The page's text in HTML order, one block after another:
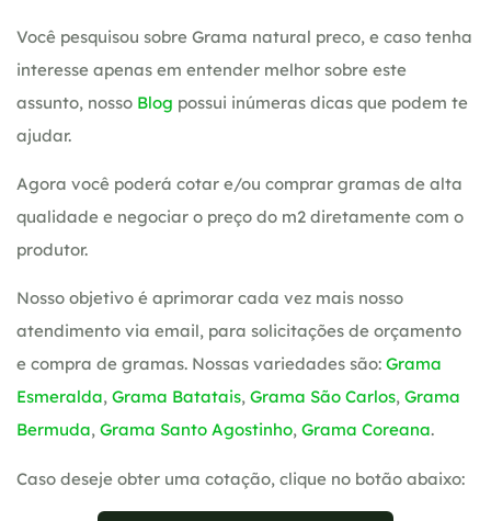
Você pesquisou sobre Grama natural preco, e caso tenha
interesse apenas em entender melhor sobre este
assunto, nosso Blog possui inúmeras dicas que podem te
ajudar.
Agora você poderá cotar e/ou comprar gramas de alta
qualidade e negociar o preço do m2 diretamente com o
produtor.
Nosso objetivo é aprimorar cada vez mais nosso
atendimento via email, para solicitações de orçamento
e compra de gramas. Nossas variedades são: Grama
Esmeralda, Grama Batatais, Grama São Carlos, Grama
Bermuda, Grama Santo Agostinho, Grama Coreana.
Caso deseje obter uma cotação, clique no botão abaixo: